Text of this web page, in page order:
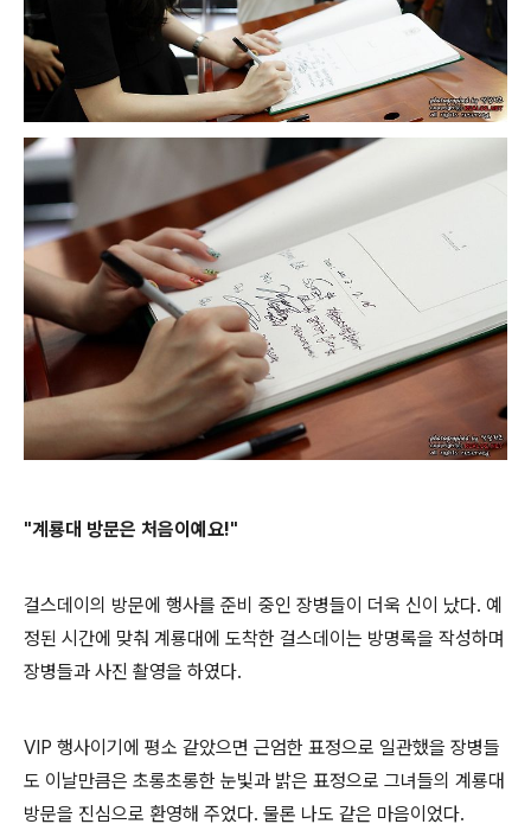
"계룡대 방문은 처음이예요!"
걸스데이의 방문에 행사를 준비 중인 장병들이 더욱 신이 났다. 예
정된 시간에 맞춰 계룡대에 도착한 걸스데이는 방명록을 작성하며
장병들과 사진 촬영을 하였다.
VIP 행사이기에 평소 같았으면 근엄한 표정으로 일관했을 장병들
도 이날만큼은 초롱초롱한 눈빛과 밝은 표정으로 그녀들의 계룡대
방문을 진심으로 환영해 주었다. 물론 나도 같은 마음이었다.